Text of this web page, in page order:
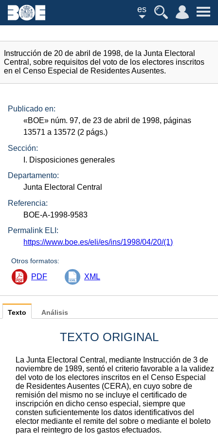
es
Instrucción de 20 de abril de 1998, de la Junta Electoral
Central, sobre requisitos del voto de los electores inscritos
en el Censo Especial de Residentes Ausentes.
Publicado en:
«BOE» núm. 97, de 23 de abril de 1998, páginas
13571 a 13572 (2 págs.)
Sección:
I. Disposiciones generales
Departamento:
Junta Electoral Central
Referencia:
BOE-A-1998-9583
Permalink ELI:
https://www.boe.es/eli/es/ins/1998/04/20/(1)
Otros formatos:
PDF XML
Texto
TEXTO ORIGINAL
La Junta Electoral Central, mediante Instrucción de 3 de
noviembre de 1989, sentó el criterio favorable a la validez
del voto de los electores inscritos en el Censo Especial
de Residentes Ausentes (CERA), en cuyo sobre de
remisión del mismo no se incluye el certificado de
inscripción en dicho censo especial, siempre que
consten suficientemente los datos identificativos del
elector mediante el remite del sobre o mediante el boleto
para el reintegro de los gastos efectuados.
Análisis